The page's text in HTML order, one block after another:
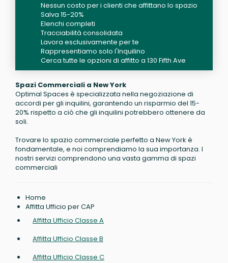
Nessun costo per i clienti che affittano lo spazio
Salva 15-20%
Elenchi completi
Tracciabilità consolidata
Lavora esclusivamente per te
Rappresentiamo solo l'Inquilino
Cerca tutte le opzioni di affitto a 130 Fifth Ave
Spazi Commerciali a New York
Optimal Spaces è specializzata nella negoziazione di
accordi per gli inquilini, garantendo un risparmio del 15-
20% rispetto a ciò che gli inquilini potrebbero ottenere da
soli.
Trovare lo spazio commerciale perfetto a New York è
fondamentale, e noi comprendiamo la sua importanza. I
nostri servizi comprendono una vasta gamma di spazi
commerciali
Home
Affitta Ufficio per CAP
Affitta Ufficio Classe A
Affitta Ufficio Classe B
Affitta Ufficio Classe C